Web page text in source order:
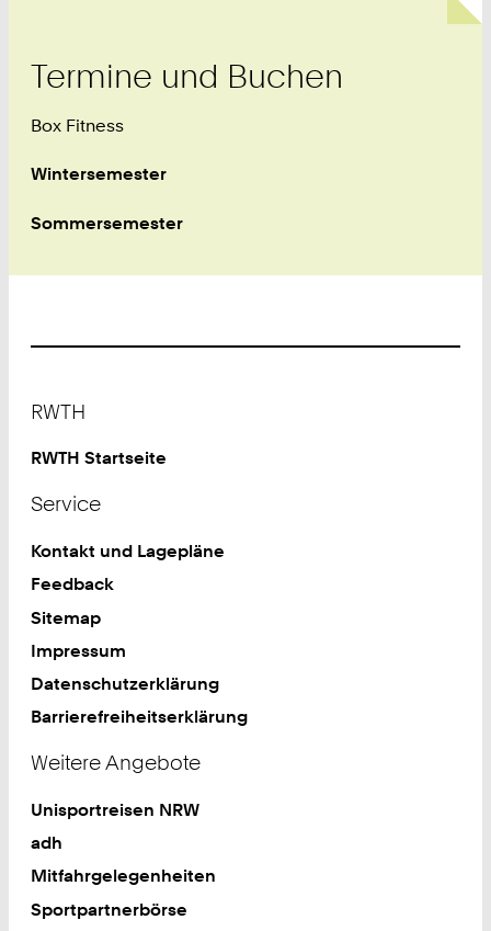
Termine und Buchen
Box Fitness
Wintersemester
Sommersemester
RWTH
RWTH Startseite
Service
Kontakt und Lagepläne
Feedback
Sitemap
Impressum
Datenschutzerklärung
Barrierefreiheitserklärung
Weitere Angebote
Unisportreisen NRW
adh
Mitfahrgelegenheiten
Sportpartnerbörse